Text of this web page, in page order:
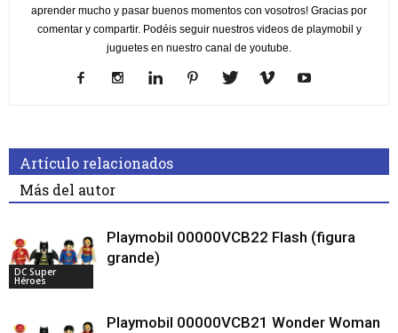
aprender mucho y pasar buenos momentos con vosotros! Gracias por
comentar y compartir. Podéis seguir nuestros videos de playmobil y
juguetes en nuestro canal de youtube.
Artículo relacionados
Más del autor
DC Super
Héroes
Playmobil 00000VCB22 Flash (figura
grande)
Playmobil 00000VCB21 Wonder Woman